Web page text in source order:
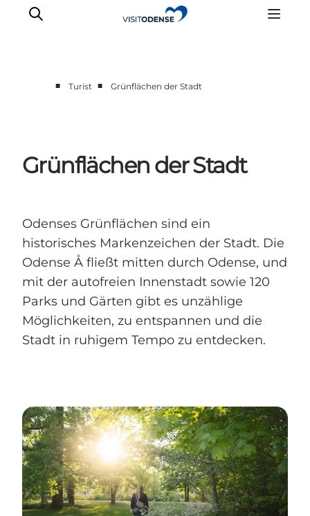
Reiseplanung
Inspiration
■ Turist ■ Grünflächen der Stadt
Grünflächen der Stadt
Odenses Grünflächen sind ein
historisches Markenzeichen der Stadt. Die
Odense Å fließt mitten durch Odense, und
mit der autofreien Innenstadt sowie 120
Parks und Gärten gibt es unzählige
Möglichkeiten, zu entspannen und die
Stadt in ruhigem Tempo zu entdecken.